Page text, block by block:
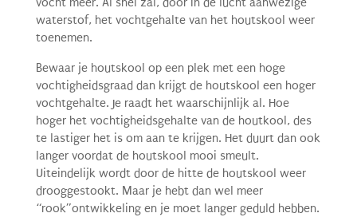
waterstof, het vochtgehalte van het houtskool weer
toenemen.
Bewaar je houtskool op een plek met een hoge
vochtigheidsgraad dan krijgt de houtskool een hoger
vochtgehalte. Je raadt het waarschijnlijk al. Hoe
hoger het vochtigheidsgehalte van de houtkool, des
te lastiger het is om aan te krijgen. Het duurt dan ook
langer voordat de houtskool mooi smeult.
Uiteindelijk wordt door de hitte de houtskool weer
drooggestookt. Maar je hebt dan wel meer
“rook”ontwikkeling en je moet langer geduld hebben.